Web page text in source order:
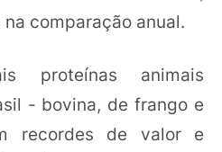
na comparação anual.
proteínas animais
- bovina, de frango e
recordes de valor e